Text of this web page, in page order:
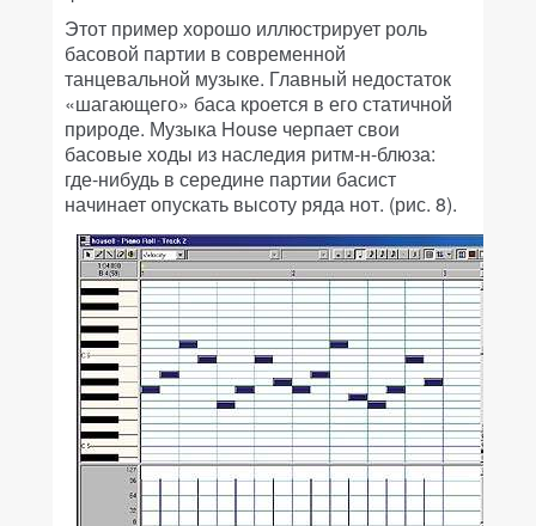
Этот пример хорошо иллюстрирует роль
басовой партии в современной
танцевальной музыке. Главный недостаток
«шагающего» баса кроется в его статичной
природе. Музыка House черпает свои
басовые ходы из наследия ритм-н-блюза:
где-нибудь в середине партии басист
начинает опускать высоту ряда нот. (рис. 8).